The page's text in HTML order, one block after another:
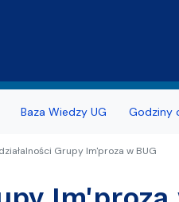
Baza Wiedzy UG Godziny
Grupy Im'proza w BUG